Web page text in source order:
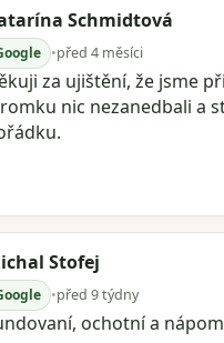
Schmidtová
•před 4 měsíci
za ujištění, že jsme
nic nezanedbali a
Stofej
•před 9 týdny
ochotní a